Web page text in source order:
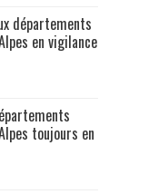
départements
en vigilance
toujours en